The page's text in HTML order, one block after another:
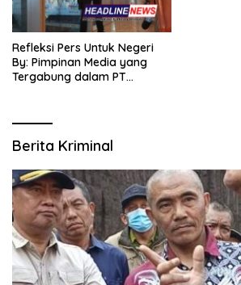
Refleksi Pers Untuk Negeri
By: Pimpinan Media yang
Tergabung dalam PT
Berita Kriminal